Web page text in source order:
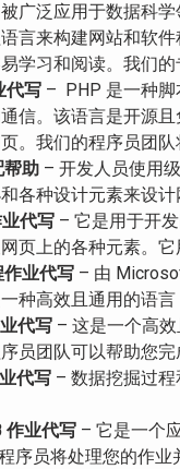
广泛应用于数据科
言来构建网站和软
学习和阅读。我们
代写 – PHP 是一种脚
信。该语言是开源
。我们的程序员团队
帮助 – 开发人员使用
各种设计元素来设
代写 – 它是用于开
页上的各种元素。
作业代写 – 由
种高效且通用的语言
代写 – 这是一个高
员团队可以帮助您完
代写 – 数据挖掘过
作业代写 – 它是一个
序员将处理您的作